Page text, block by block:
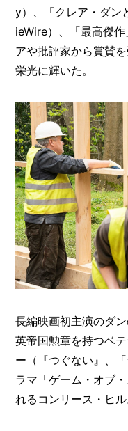
y）、「クレア・ダン
ieWire）、「最高傑
アや批評家から賞賛
栄光に輝いた。
長編映画初主演のダ
英帝国勲章を持つベ
ー（『つぐない』、
ラマ「ゲーム・オブ
れるコンリース・ヒル